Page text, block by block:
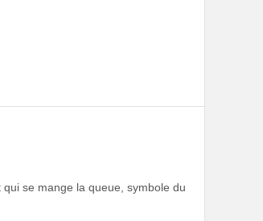
se mange la queue, symbole du